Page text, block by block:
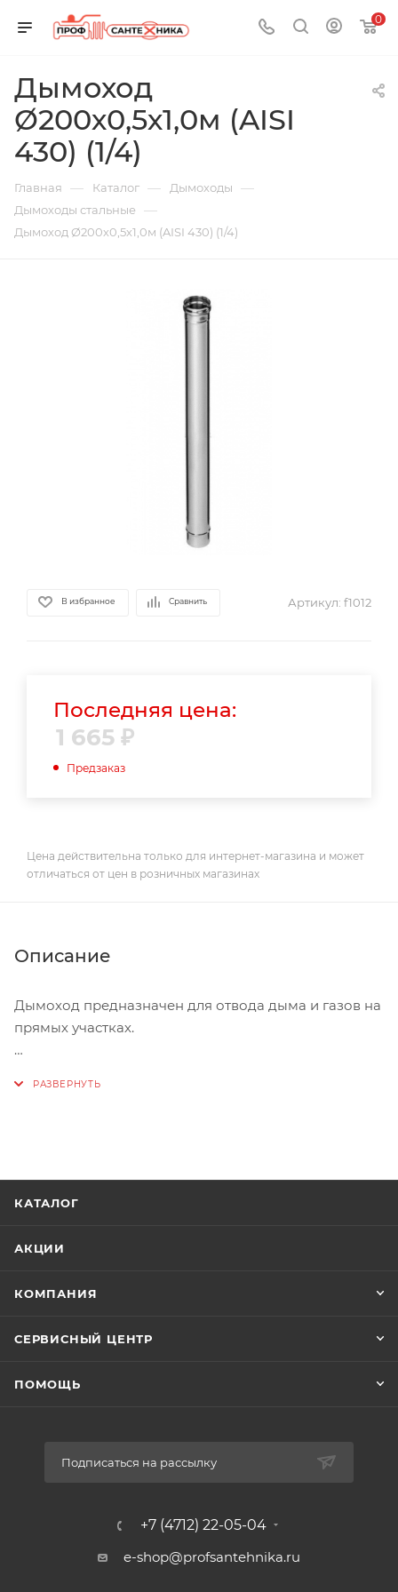
0
Дымоход
Ø200х0,5х1,0м (AISI
430) (1/4)
Главная — Каталог — Дымоходы —
Дымоходы стальные —
Дымоход Ø200х0,5х1,0м (AISI 430) (1/4)
В избранное Сравнить Артикул: f1012
Последняя цена:
1 665 ₽
Предзаказ
Цена действительна только для интернет-магазина и может
отличаться от цен в розничных магазинах
Описание
Дымоход предназначен для отвода дыма и газов на
прямых участках.
400 до 450ºС, а режим эксплуатации может быть
только сухим. Свариваются швы модулей с
элементы выполняются методом холодной
КАТАЛОГ
АКЦИИ
КОМПАНИЯ
СЕРВИСНЫЙ ЦЕНТР
ПОМОЩЬ
Подписаться на рассылку
+7 (4712) 22-05-04
e-shop@profsantehnika.ru